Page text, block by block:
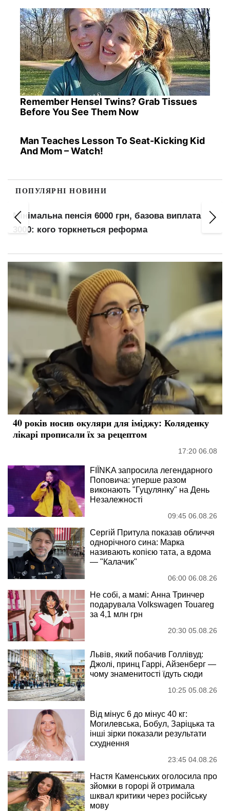
Remember Hensel Twins? Grab Tissues
Before You See Them Now
Man Teaches Lesson To Seat-Kicking Kid
And Mom – Watch!
ПОПУЛЯРНІ НОВИНИ
Венера переходить у Терези: 5 знаків Зодіаку
отримають удачу до вересня, а 3 — у зоні
40 років носив окуляри для іміджу: Коляденку
лікарі прописали їх за рецептом
17:20 06.08
FIÏNKA запросила легендарного
Поповича: уперше разом
виконають "Гуцулянку" на День
Незалежності
09:45 06.08.26
Сергій Притула показав обличчя
однорічного сина: Марка
називають копією тата, а вдома
— "Калачик"
06:00 06.08.26
Не собі, а мамі: Анна Тринчер
подарувала Volkswagen Touareg
за 4,1 млн грн
20:30 05.08.26
Львів, який побачив Голлівуд:
Джолі, принц Гаррі, Айзенберг —
чому знаменитості їдуть сюди
10:25 05.08.26
Від мінус 6 до мінус 40 кг:
Могилевська, Бобул, Заріцька та
інші зірки показали результати
схуднення
23:45 04.08.26
Настя Каменських оголосила про
зйомки в горорі й отримала
шквал критики через російську
мову